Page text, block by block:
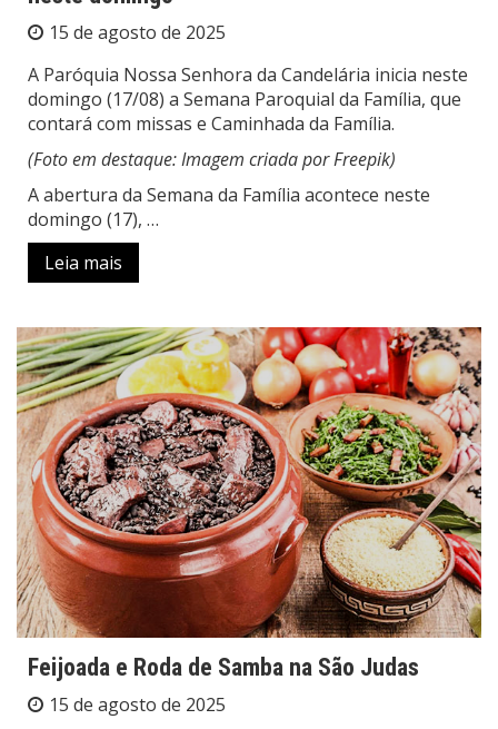
15 de agosto de 2025
A Paróquia Nossa Senhora da Candelária inicia neste
domingo (17/08) a Semana Paroquial da Família, que
contará com missas e Caminhada da Família.
(Foto em destaque: Imagem criada porFreepik)
A abertura da Semana da Família acontece neste
domingo (17), …
Leia mais
Feijoada e Roda de Samba na São Judas
15 de agosto de 2025